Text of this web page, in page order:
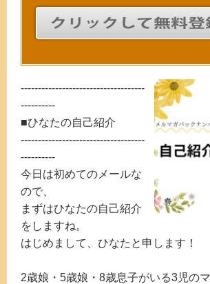
------------------------------------
----------
■ひなたの自己紹介
------------------------------------
----------
今日は初めてのメールな
ので、
まずはひなたの自己紹介
をしますね。
はじめまして、ひなたと申します！
2歳娘・5歳娘・8歳息子がいる3児のマ